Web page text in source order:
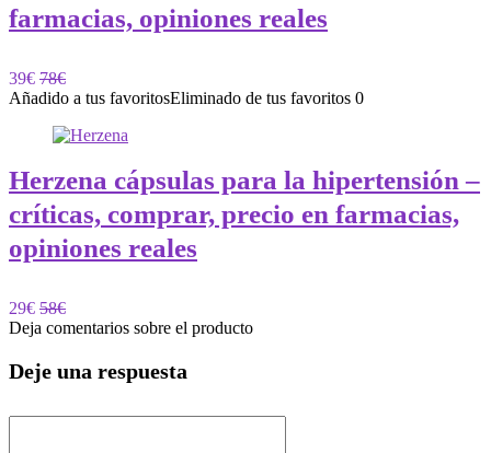
farmacias, opiniones reales
39€ 78€
Añadido a tus favoritosEliminado de tus favoritos 0
Herzena cápsulas para la hipertensión –
críticas, comprar, precio en farmacias,
opiniones reales
29€ 58€
Deja comentarios sobre el producto
Deje una respuesta